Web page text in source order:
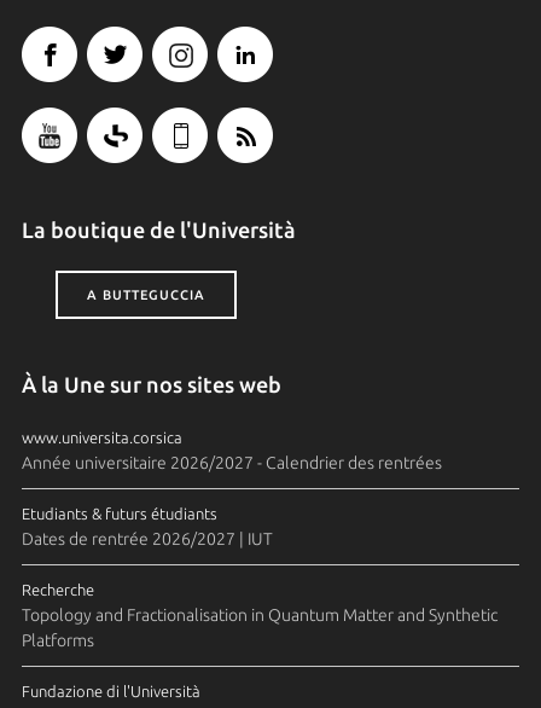
La boutique de l'Università
A BUTTEGUCCIA
À la Une sur nos sites web
www.universita.corsica
Année universitaire 2026/2027 - Calendrier des rentrées
Etudiants & futurs étudiants
Dates de rentrée 2026/2027 | IUT
Recherche
Topology and Fractionalisation in Quantum Matter and Synthetic
Platforms
Fundazione di l'Università